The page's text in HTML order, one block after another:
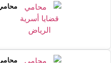
محامي
محامي